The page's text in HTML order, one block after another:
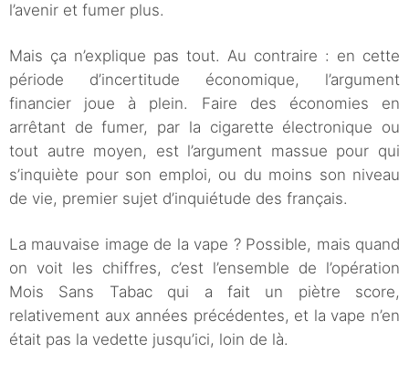
l’avenir et fumer plus.
Mais ça n’explique pas tout. Au contraire : en cette
période d’incertitude économique, l’argument
financier joue à plein. Faire des économies en
arrêtant de fumer, par la cigarette électronique ou
tout autre moyen, est l’argument massue pour qui
s’inquiète pour son emploi, ou du moins son niveau
de vie, premier sujet d’inquiétude des français.
La mauvaise image de la vape ? Possible, mais quand
on voit les chiffres, c’est l’ensemble de l’opération
Mois Sans Tabac qui a fait un piètre score,
relativement aux années précédentes, et la vape n’en
était pas la vedette jusqu’ici, loin de là.